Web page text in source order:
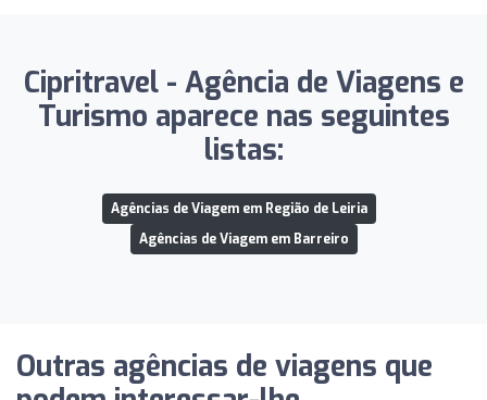
Cipritravel - Agência de Viagens e
Turismo aparece nas seguintes
listas:
Agências de Viagem em Região de Leiria
Agências de Viagem em Barreiro
Outras agências de viagens que